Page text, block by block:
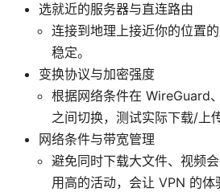
选就近的服务器与直连路由
连接到地理上接近你的位置
稳定。
变换协议与加密强度
根据网络条件在 WireGuard
之间切换，测试实际下载/上
网络条件与带宽管理
避免同时下载大文件、视频
用高的活动，会让 VPN 的体